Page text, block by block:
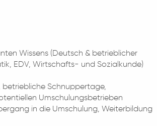
Wissens (Deutsch & betrieblicher
EDV, Wirtschafts- und Sozialkunde)
betriebliche Schnuppertage,
Umschulungsbetrieben
in die Umschulung, Weiterbildung